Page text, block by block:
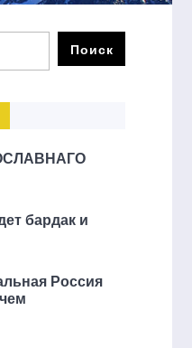
бардак и
Россия